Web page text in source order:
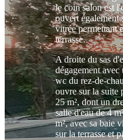
le coin salon est
ouvert également
vitrée permettant
terrasse.
A droite du sas
dégagement
wc du rez-de-
ouvre sur la suite
25 m², dont un
salle d'eau de 4
m², avec sa baie
sur la terrasse et